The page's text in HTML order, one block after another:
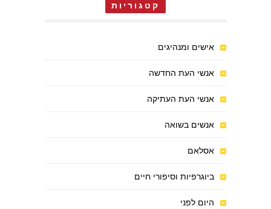
קטגוריות
אישים ומנהיגים
אנשי העת החדשה
אנשי העת העתיקה
אנשים בשואה
אסלאם
ביוגרפיות וסיפורי חיים
היום לפני